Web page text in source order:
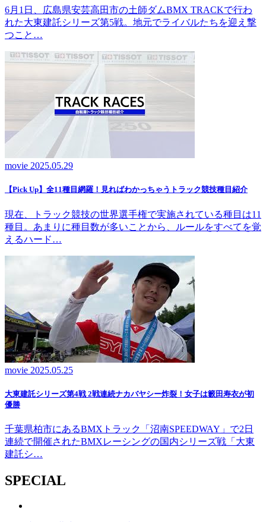
6月1日、広島県安芸高田市の土師ダムBMX TRACKで行わ
れた大東建託シリーズ第5戦。地元でライバルたちを迎え撃
つこと…
movie 2025.05.29
【Pick Up】全11種目網羅！見ればわかっちゃうトラック競技種目紹介
現在、トラック競技の世界選手権で実施されている種目は11
種目。あまりに種目数が多いことから、ルールをすべてを覚
えるハード…
movie 2025.05.25
大東建託シリーズ第4戦 2戦連続ナカバヤシー炸裂！女子は籔田寿衣が初
優勝
千葉県柏市にあるBMXトラック「沼南SPEEDWAY」で2日
連続で開催されたBMXレーシングの国内シリーズ戦「大東
建託シ…
SPECIAL